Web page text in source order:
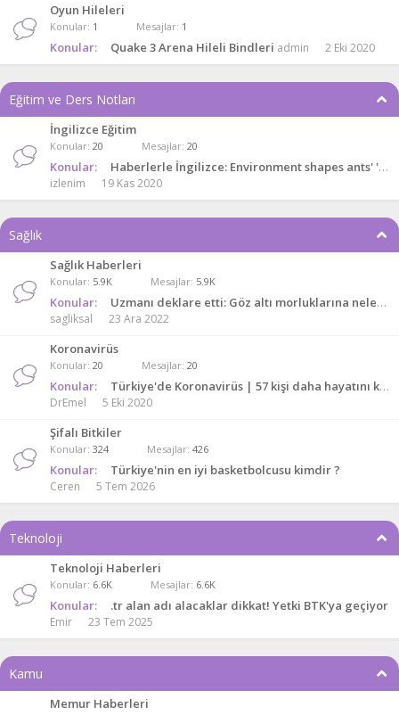
Oyun Hileleri
Konular 1 Mesajlar 1
Konular: Quake 3 Arena Hileli Bindleri admin 2 Eki 2020
Eğitim ve Ders Notları
İngilizce Eğitim
Konular 20 Mesajlar 20
Konular: Haberlerle İngilizce: Environment shapes ants' 'personality'
izlenim 19 Kas 2020
Sağlık
Sağlık Haberleri
Konular 5.9K Mesajlar 5.9K
Konular: Uzmanı deklare etti: Göz altı morluklarına neler sebep olur; nasıl tedavi edilir?
sagliksal 23 Ara 2022
Koronavirüs
Konular 20 Mesajlar 20
Konular: Türkiye'de Koronavirüs | 57 kişi daha hayatını kaybetti, 1603 yeni 'hasta' tespit edildi
DrEmel 5 Eki 2020
Şifalı Bitkiler
Konular 324 Mesajlar 426
Konular: Türkiye'nin en iyi basketbolcusu kimdir ?
Ceren 5 Tem 2026
Teknoloji
Teknoloji Haberleri
Konular 6.6K Mesajlar 6.6K
Konular: .tr alan adı alacaklar dikkat! Yetki BTK'ya geçiyor
Emir 23 Tem 2025
Kamu
Memur Haberleri